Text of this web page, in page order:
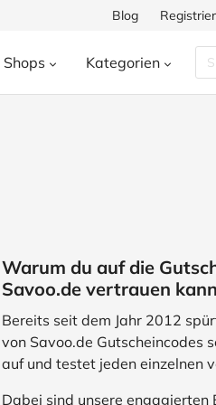
Blog
Shops
TUI WeightWatchers
Kategorien
Haustierbedarf
Sport Studenten
Wohnen & Garten
Warum du auf die
Savoo.de vertrauen
Bereits seit dem Jahr 2012
von Savoo.de Gutscheincodes
auf und testet jeden einzelnen
Dabei sind unsere engagierten